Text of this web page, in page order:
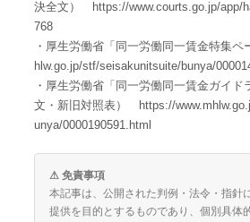
決全文） https://www.courts.go.jp/app/
768
・厚生労働省「同一労働同一賃金特集
hlw.go.jp/stf/seisakunitsuite/bunya/
・厚生労働省「同一労働同一賃金ガイド
文・新旧対照表） https://
unya/0000190591.html
⚠ 免責事項
本記事は、公開された判例・法令・指針
提供を目的とするものであり、個別具体